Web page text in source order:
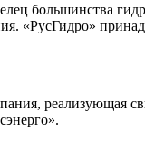
большинства
«РусГидро»
реализующая